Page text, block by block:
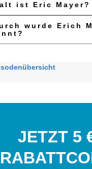
ist Eric Mayer?
wurde Erich
JETZT 5